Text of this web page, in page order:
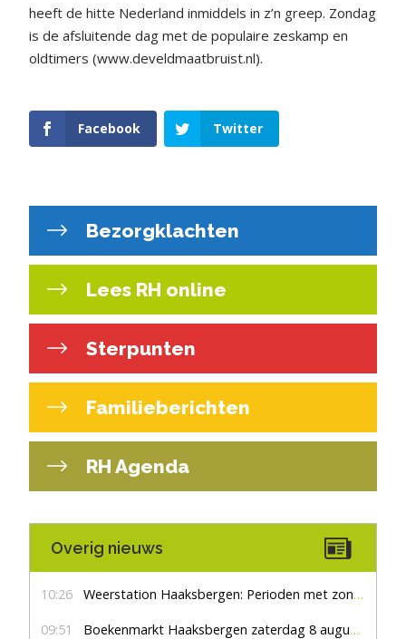
heeft de hitte Nederland inmiddels in z’n greep. Zondag
is de afsluitende dag met de populaire zeskamp en
oldtimers (www.develdmaatbruist.nl).
Facebook Twitter
Bezorgklachten
Lees RH online
Sterpunten
Familieberichten
RH Agenda
Overig nieuws
10:26 Weerstation Haaksbergen: Perioden met zon en droog
09:51 Boekenmarkt Haaksbergen zaterdag 8 augustus, marktplein Haaksbergen